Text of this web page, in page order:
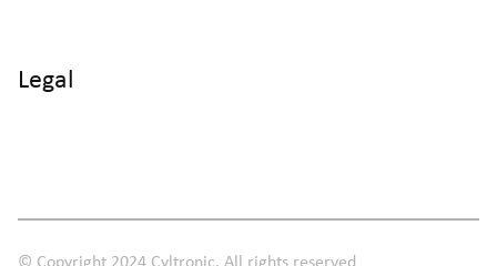
Legal
© Copyright 2024 Cyltronic. All rights reserved